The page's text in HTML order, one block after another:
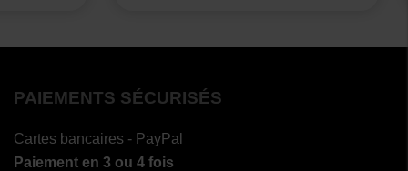
PAIEMENTS SÉCURISÉS
Cartes bancaires - PayPal
Paiement en 3 ou 4 fois